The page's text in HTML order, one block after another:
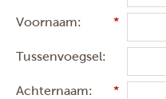
Voornaam:
Tussenvoegsel:
Achternaam: